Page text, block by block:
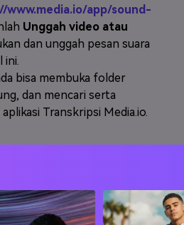
www.media.io/app/sound-
Unggah video atau
dan unggah pesan suara
ini.
bisa membuka folder
dan mencari serta
Transkripsi Media.io.
, dan apabila diminta,